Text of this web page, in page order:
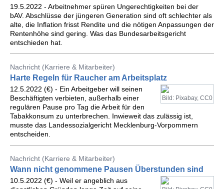
19.5.2022 - Arbeitnehmer spüren Ungerechtigkeiten bei der
bAV. Abschlüsse der jüngeren Generation sind oft schlechter als
alte, die Inflation frisst Rendite und die nötigen Anpassungen der
Rentenhöhe sind gering. Was das Bundesarbeitsgericht
entschieden hat.
Nachricht (Karriere & Mitarbeiter)
Harte Regeln für Raucher am Arbeitsplatz
Bild: Pixabay, CC0
12.5.2022 (€) - Ein Arbeitgeber will seinen
Beschäftigten verbieten, außerhalb einer
regulären Pause pro Tag die Arbeit für den
Tabakkonsum zu unterbrechen. Inwieweit das zulässig ist,
musste das Landessozialgericht Mecklenburg-Vorpommern
entscheiden.
Nachricht (Karriere & Mitarbeiter)
Wann nicht genommene Pausen Überstunden sind
10.5.2022 (€) - Weil er angeblich aus